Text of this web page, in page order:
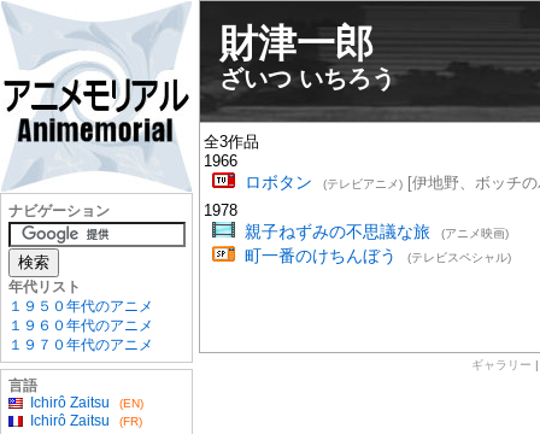
財津一郎
ざいつ いちろう
全3作品
1966
ロボタン (テレビアニメ)[伊地野、ボッチ
1978
親子ねずみの不思議な旅 (アニメ映画)
町一番のけちんぼう (テレビスペシャル)
ギャラリー
ナビゲーション
年代リスト
１９５０年代のアニメ
１９６０年代のアニメ
１９７０年代のアニメ
言語
Ichirô Zaitsu
(EN)
Ichirô Zaitsu (FR)